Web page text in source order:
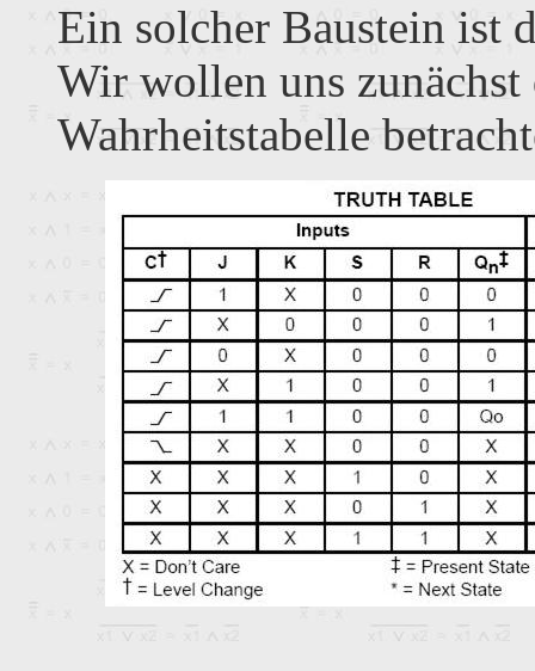
Ein solcher Baustein ist
Wir wollen uns
Wahrheitstabelle